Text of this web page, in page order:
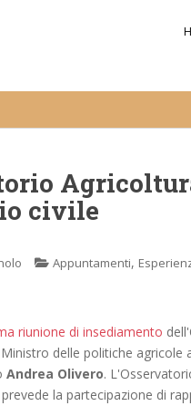
civile
Appuntamenti,
riunione di insediamento
delle politiche agricole
Andrea Olivero.
la partecipazione di